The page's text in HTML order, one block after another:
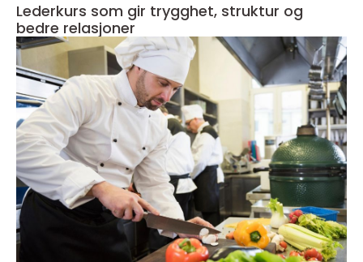
Lederkurs som gir trygghet, struktur og
bedre relasjoner